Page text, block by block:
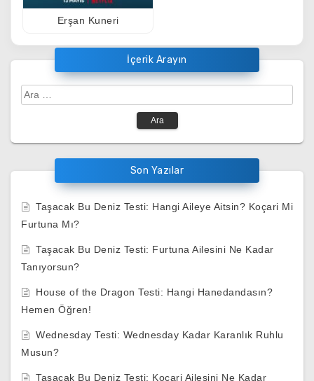
Erşan Kuneri
İçerik Arayın
Arama:
Son Yazılar
Taşacak Bu Deniz Testi: Hangi Aileye Aitsin? Koçari Mi
Furtuna Mı?
Taşacak Bu Deniz Testi: Furtuna Ailesini Ne Kadar
Tanıyorsun?
House of the Dragon Testi: Hangi Hanedandasın?
Hemen Öğren!
Wednesday Testi: Wednesday Kadar Karanlık Ruhlu
Musun?
Taşacak Bu Deniz Testi: Koçari Ailesini Ne Kadar